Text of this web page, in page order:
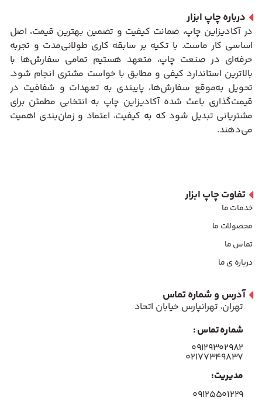
درباره چاپ ابزار
در آکادیزاین چاپ، ضمانت کیفیت و تضمین بهترین قیمت، اصل
اساسی کار ماست. با تکیه بر سابقه کاری طولانی‌مدت و تجربه
حرفه‌ای در صنعت چاپ، متعهد هستیم تمامی سفارش‌ها با
بالاترین استاندارد کیفی و مطابق با خواست مشتری انجام شود.
تحویل به‌موقع سفارش‌ها، پایبندی به تعهدات و شفافیت در
قیمت‌گذاری باعث شده آکادیزاین چاپ به انتخابی مطمئن برای
مشتریانی تبدیل شود که به کیفیت، اعتماد و زمان‌بندی اهمیت
می‌دهند.
تفاوت چاپ ابزار
خدمات ما
محصولات ما
تماس ما
درباره ی ما
آدرس و شماره تماس
تهران، تهرانپارس خیابان اتحاد
شماره تماس :
۰۹۱۲۹۳۰۲۹۸۲
۰۲۱۷۷۳۴۹۸۳۷
مدیریت:
۰۹۱۲۵۵۰۱۲۲۹